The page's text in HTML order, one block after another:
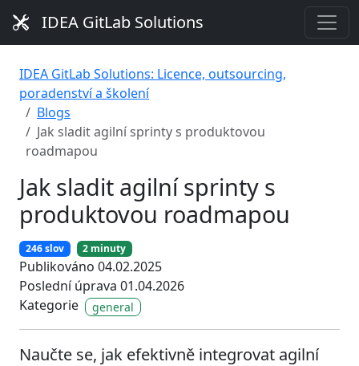
IDEA GitLab Solutions
IDEA GitLab Solutions: Licence, outsourcing,
poradenství a školení
Blogs
Jak sladit agilní sprinty s produktovou
roadmapou
Jak sladit agilní sprinty s
produktovou roadmapou
246 slov 2 minuty
Publikováno 04.02.2025
Poslední úprava 01.04.2026
Kategorie
general
Naučte se, jak efektivně integrovat agilní